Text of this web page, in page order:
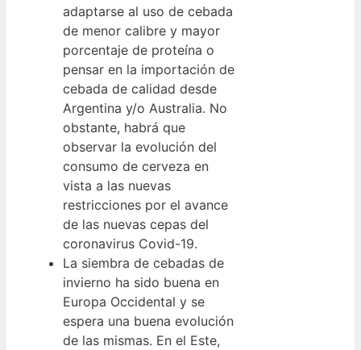
adaptarse al uso de cebada
de menor calibre y mayor
porcentaje de proteína o
pensar en la importación de
cebada de calidad desde
Argentina y/o Australia. No
obstante, habrá que
observar la evolución del
consumo de cerveza en
vista a las nuevas
restricciones por el avance
de las nuevas cepas del
coronavirus Covid-19.
La siembra de cebadas de
invierno ha sido buena en
Europa Occidental y se
espera una buena evolución
de las mismas. En el Este,